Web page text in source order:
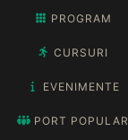
PROGRAM
CURSURI
EVENIMENTE
PORT POPULAR